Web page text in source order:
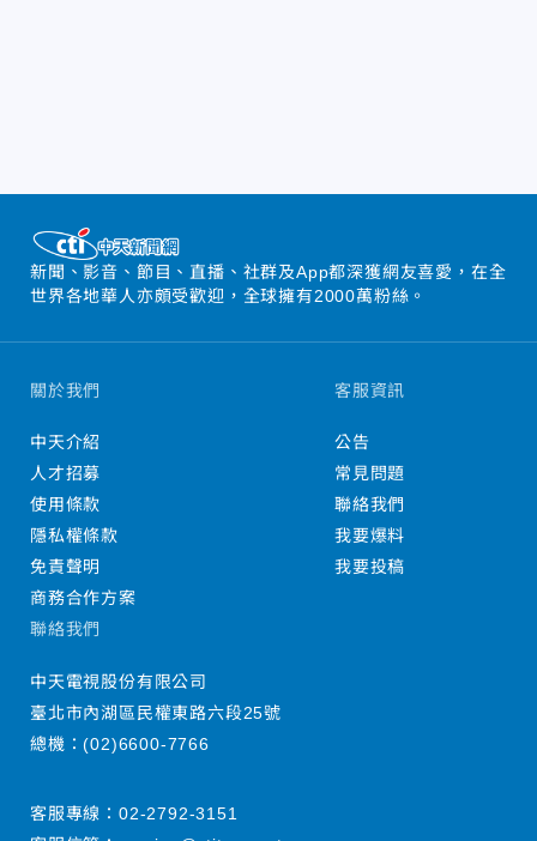
新聞、影音、節目、直播、社群及App都深獲網友喜愛，在全
世界各地華人亦頗受歡迎，全球擁有2000萬粉絲。
關於我們
中天介紹
人才招募
使用條款
隱私權條款
免責聲明
商務合作方案
客服資訊
公告
常見問題
聯絡我們
我要爆料
我要投稿
聯絡我們
中天電視股份有限公司
臺北市內湖區民權東路六段25號
總機：(02)6600-7766
客服專線： 02-2792-3151